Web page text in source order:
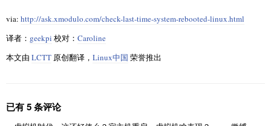
via: http://ask.xmodulo.com/check-last-time-system-rebooted-linux.html
译者： geekpi 校对： Caroline
本文由 LCTT 原创翻译， Linux中国 荣誉推出
已有 5 条评论